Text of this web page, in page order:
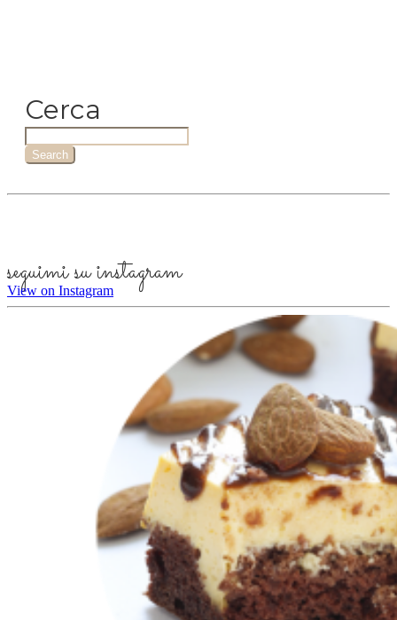
Cerca
Search
seguimi su instagram
View on Instagram